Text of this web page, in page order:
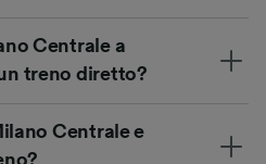
Centrale a
treno diretto?
Centrale e